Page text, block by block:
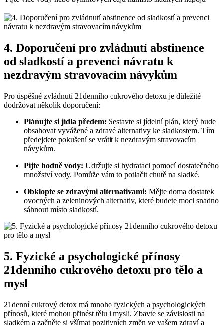
4. Doporučení pro zvládnutí abstinence
od sladkostí a prevenci návratu k
nezdravým stravovacím návykům
Pro úspěšné zvládnutí 21denního cukrového detoxu je důležité
dodržovat několik doporučení:
Plánujte si jídla předem: Sestavte si jídelní plán, který bude
obsahovat vyvážené a zdravé alternativy ke sladkostem. Tím
předejdete pokušení se vrátit k nezdravým stravovacím
návykům.
Pijte hodně vody: Udržujte si hydrataci pomocí dostatečného
množství vody. Pomůže vám to potlačit chutě na sladké.
Obklopte se zdravými alternativami: Mějte doma dostatek
ovocných a zeleninových alternativ, které budete moci snadno
sáhnout místo sladkostí.
5. Fyzické a psychologické přínosy
21denního cukrového detoxu pro tělo a
mysl
21denní cukrový detox má mnoho fyzických a psychologických
přínosů, které mohou přinést tělu i mysli. Zbavte se závislosti na
sladkém a začněte si všímat pozitivních změn ve vašem zdraví a